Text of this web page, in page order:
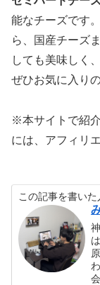
能なチーズです
ら、国産チーズ
しても美味しく
ぜひお気に入り
※本サイトで紹
には、アフィリ
この記事を書いた